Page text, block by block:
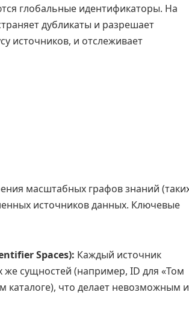
глобальные идентификаторы. На
дубликаты и разрешает
источников, и отслеживает
масштабных графов знаний
источников данных. Ключевые
Spaces): Каждый источник
же сущностей (например, ID для «Том
каталоге), что делает невозможным